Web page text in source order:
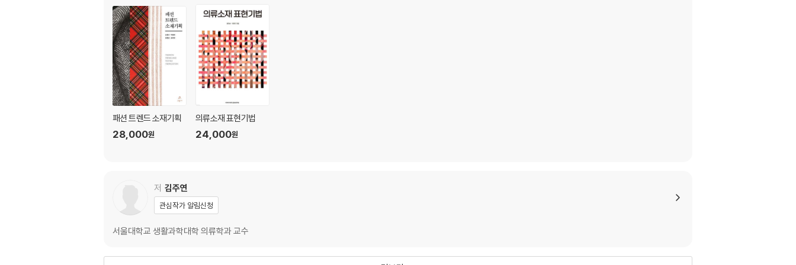
패션 트렌드 소재기획
28,000원
의류소재 표현기법
24,000원
저 김주연
관심작가 알림신청
서울대학교 생활과학대학 의류학과 교수